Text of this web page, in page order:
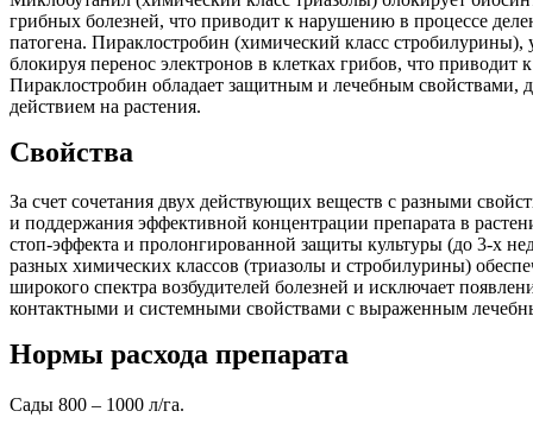
грибных болезней, что приводит к нарушению в процессе
патогена. Пираклостробин (химический класс стробилурины),
блокируя перенос электронов в клетках грибов, что приводит
Пираклостробин обладает защитным и лечебным свойствами,
действием на растения.
Свойства
За счет сочетания двух действующих веществ с разными
и поддержания эффективной концентрации препарата в
стоп-эффекта и пролонгированной защиты культуры (до 3-х
разных химических классов (триазолы и стробилурины)
широкого спектра возбудителей болезней и исключает
контактными и системными свойствами с выраженным
Нормы расхода препарата
Сады 800 – 1000 л/га.